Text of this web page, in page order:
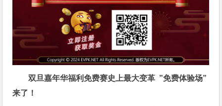
双旦嘉年华福利免费赛史上最大变革 ”免费体验场”
来了！